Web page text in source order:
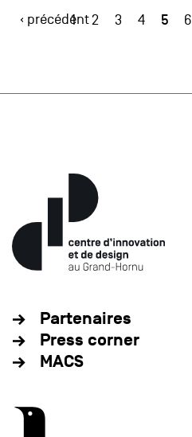
‹ précédent
1 2 3 4 5 6
Partenaires
Press corner
MACS